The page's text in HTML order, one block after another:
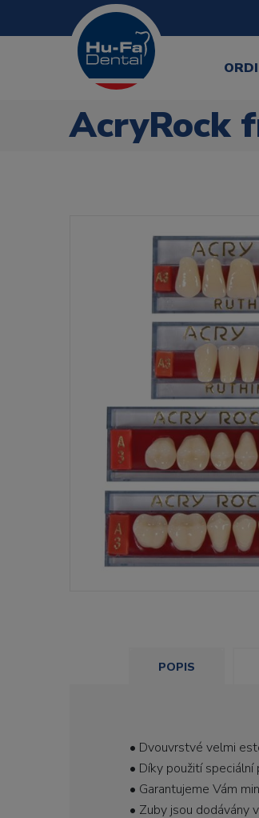
AcryRock
POPIS
• Dvouvrstvé velmi
• Díky použití
• Garantujeme Vám
• Zuby jsou dodávány